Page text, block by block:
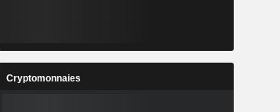
Cryptomonnaies